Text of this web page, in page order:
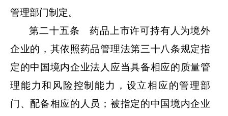
管理部门制定。
第二十五条 药品上市许可持有人为境外
企业的，其依照药品管理法第三十八条规定指
定的中国境内企业法人应当具备相应的质量管
理能力和风险控制能力，设立相应的管理部
门、配备相应的人员；被指定的中国境内企业